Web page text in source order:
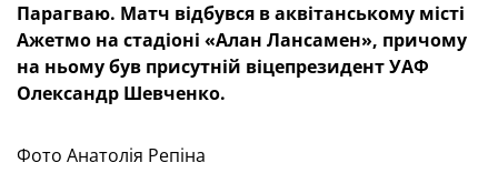
Парагваю. Матч відбувся в аквітанському місті
Ажетмо на стадіоні «Алан Лансамен», причому
на ньому був присутній віцепрезидент УАФ
Олександр Шевченко.
Фото Анатолія Репіна